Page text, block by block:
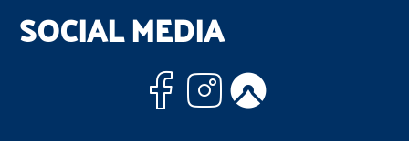
SOCIAL MEDIA
Facebook
Instagram